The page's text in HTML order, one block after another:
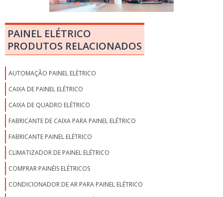
PAINEL ELÉTRICO
PRODUTOS RELACIONADOS
AUTOMAÇÃO PAINEL ELÉTRICO
CAIXA DE PAINEL ELÉTRICO
CAIXA DE QUADRO ELÉTRICO
FABRICANTE DE CAIXA PARA PAINEL ELÉTRICO
FABRICANTE PAINEL ELÉTRICO
CLIMATIZADOR DE PAINEL ELÉTRICO
COMPRAR PAINÉIS ELÉTRICOS
CONDICIONADOR DE AR PARA PAINEL ELÉTRICO